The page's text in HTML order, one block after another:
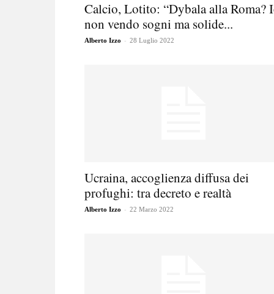
Calcio, Lotito: “Dybala alla Roma?
non vendo sogni ma solide...
Alberto Izzo - 28 Luglio 2022
Ucraina, accoglienza diffusa dei
profughi: tra decreto e realtà
Alberto Izzo - 22 Marzo 2022